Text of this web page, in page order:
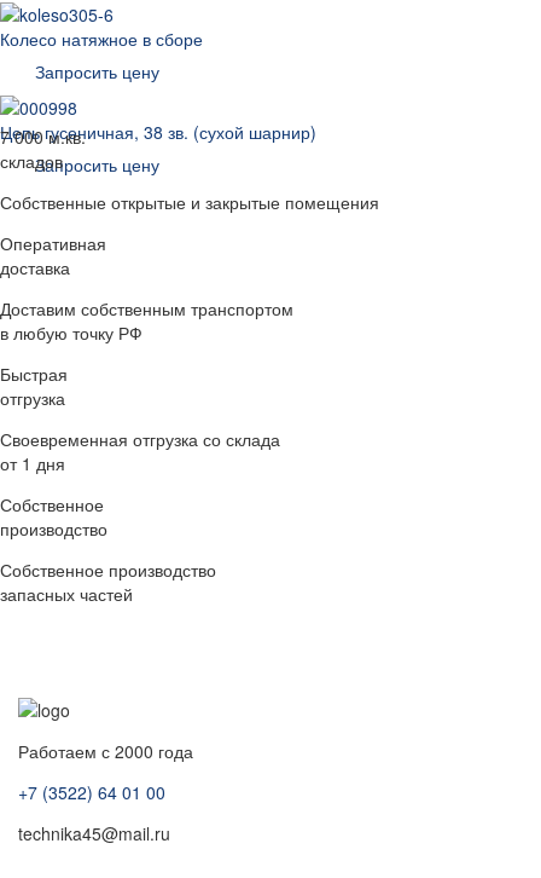
Колесо натяжное в сборе
Запросить цену
Цепь гусеничная, 38 зв. (сухой шарнир)
Запросить цену
7 000 м.кв.
складов
Собственные открытые и закрытые помещения
Оперативная
доставка
Доставим собственным транспортом
в любую точку РФ
Быстрая
отгрузка
Своевременная отгрузка со склада
от 1 дня
Собственное
производство
Собственное производство
запасных частей
Работаем с 2000 года
+7 (3522) 64 01 00
technika45@mail.ru